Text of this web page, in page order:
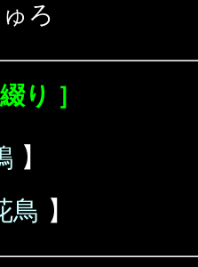
ろ
り ］
】
鳥 】